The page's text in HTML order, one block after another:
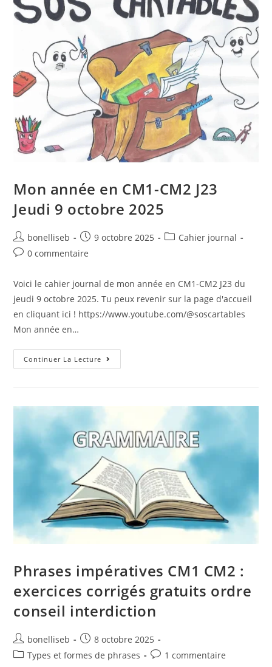
Mon année en CM1-CM2 J23
Jeudi 9 octobre 2025
bonelliseb 9 octobre 2025
Cahier journal
0 commentaire
Voici le cahier journal de mon année en CM1-CM2 J23 du
jeudi 9 octobre 2025. Tu peux revenir sur la page d'accueil
en cliquant ici ! https://www.youtube.com/@soscartables
Mon année en…
Continuer La Lecture
Phrases impératives CM1 CM2 :
exercices corrigés gratuits ordre
conseil interdiction
bonelliseb
8 octobre 2025
Types et formes de phrases
1 commentaire